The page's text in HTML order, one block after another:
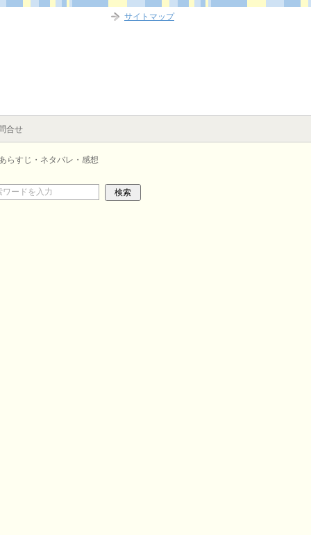
合せ
らすじ・ネタバレ・感想
サイトマップ